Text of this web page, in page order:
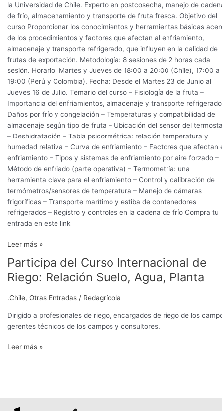
la Universidad de Chile. Experto en postcosecha, manejo de
de frío, almacenamiento y transporte de fruta fresca. Objetivo del
curso Proporcionar los conocimientos y herramientas básicas
de los procedimientos y factores que afectan al enfriamiento,
almacenaje y transporte refrigerado, que influyen en la calidad de
frutas de exportación. Metodología: 8 sesiones de 2 horas cada
sesión. Horario: Martes y Jueves de 18:00 a 20:00 (Chile), 17:00 a
19:00 (Perú y Colombia). Fecha: Desde el Martes 23 de Junio al
Jueves 16 de Julio. Temario del curso – Fisiología de la fruta –
Importancia del enfriamientos, almacenaje y transporte
Daños por frío y congelación – Temperaturas y compatibilidad de
almacenaje según tipo de fruta – Ubicación del sensor del
– Deshidratación – Tabla psicormétrica: relación temperatura y
humedad relativa – Curva de enfriamiento – Factores que afectan
enfriamiento – Tipos y sistemas de enfriamiento por aire forzado –
Método de enfriado (parte operativa) – Termometría: una
herramienta clave para el enfriamiento – Control y calibración de
termómetros/sensores de temperatura – Manejo de cámaras
frigoríficas – Transporte marítimo y estiba de contenedores
refrigerados – Registro y controles en la cadena de frío Compra tu
entrada en este link
Leer más »
Participa del Curso Internacional de
Riego: Relación Suelo, Agua, Planta
.Chile, Otras Entradas / Redagrícola
Dirigido a profesionales de riego, encargados de riego de los
gerentes técnicos de los campos y consultores.
Participa
del
Curso
Internacional
Riego:
Relación
Agua,
Leer más »